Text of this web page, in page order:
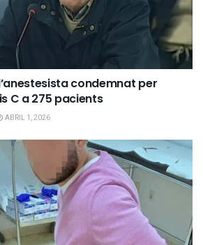
condemnat per
C a 275 pacients
ABRIL 1, 2026